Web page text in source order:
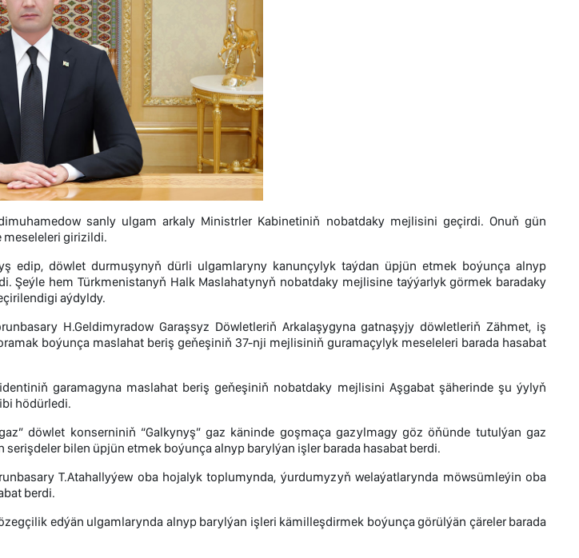
sanly ulgam arkaly Ministrler Kabinetiniň nobatdaky mejlisini geçirdi. Onuň gün
girizildi.
edip, döwlet durmuşynyň dürli ulgamlaryny kanunçylyk taýdan üpjün etmek boýunça alnyp
Şeýle hem Türkmenistanyň Halk Maslahatynyň nobatdaky mejlisine taýýarlyk görmek baradaky
aýdyldy.
H.Geldimyradow Garaşsyz Döwletleriň Arkalaşygyna gatnaşyjy döwletleriň Zähmet, iş
boýunça maslahat beriş geňeşiniň 37-nji mejlisiniň guramaçylyk meseleleri barada hasabat
garamagyna maslahat beriş geňeşiniň nobatdaky mejlisini Aşgabat şäherinde şu ýylyň
hödürledi.
döwlet konserniniň “Galkynyş” gaz käninde goşmaça gazylmagy göz öňünde tutulýan gaz
bilen üpjün etmek boýunça alnyp barylýan işler barada hasabat berdi.
T.Atahallyýew oba hojalyk toplumynda, ýurdumyzyň welaýatlarynda möwsümleýin oba
berdi.
edýän ulgamlarynda alnyp barylýan işleri kämilleşdirmek boýunça görülýän çäreler barada